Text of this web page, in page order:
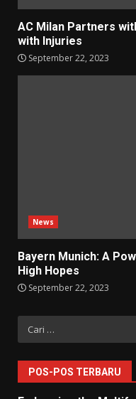
AC Milan Partners
with Injuries
September 22, 2023
News
Bayern Munich: A
High Hopes
September 22, 2023
Cari
untuk:
POS-POS TERBARU